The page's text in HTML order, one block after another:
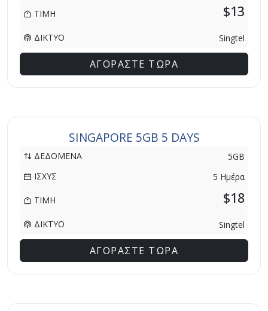
ΤΙΜΗ $13
ΔΙΚΤΥΟ Singtel
ΑΓΟΡΑΣΤΕ ΤΩΡΑ
SINGAPORE 5GB 5 DAYS
ΔΕΔΟΜΕΝΑ
5GB
ΙΣΧΥΣ
5 Ημέρα
ΤΙΜΗ $18
ΔΙΚΤΥΟ Singtel
ΑΓΟΡΑΣΤΕ ΤΩΡΑ